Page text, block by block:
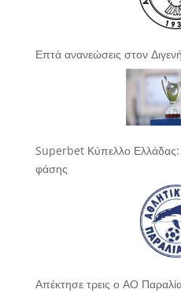
Επτά ανανεώσεις στον
Superbet Κύπελλο
φάσης
Απέκτησε τρεις ο ΑΟ